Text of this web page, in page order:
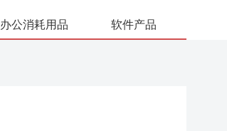
办公消耗用品 软件产品